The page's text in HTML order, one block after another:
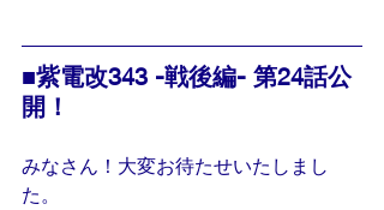
■紫電改343 -戦後編- 第24話公
開！
みなさん！大変お待たせいたしまし
た。